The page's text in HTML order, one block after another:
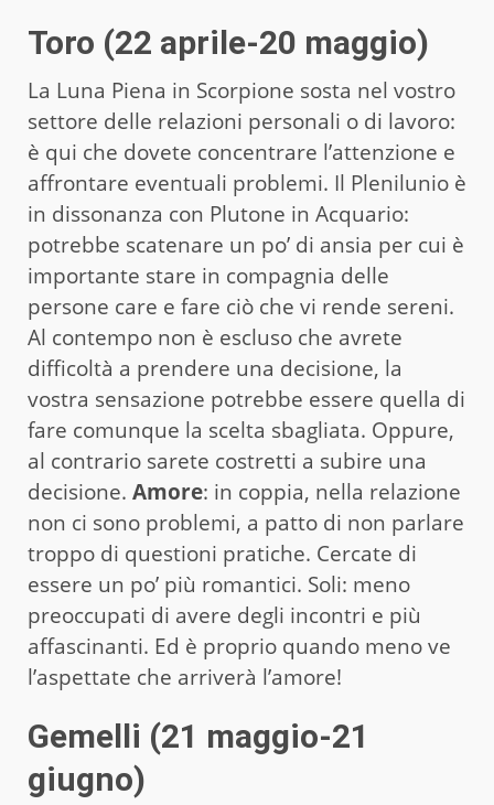
Toro (22 aprile-20 maggio)
La Luna Piena in Scorpione sosta nel vostro
settore delle relazioni personali o di lavoro:
è qui che dovete concentrare l’attenzione e
affrontare eventuali problemi. Il Plenilunio è
in dissonanza con Plutone in Acquario:
potrebbe scatenare un po’ di ansia per cui è
importante stare in compagnia delle
persone care e fare ciò che vi rende sereni.
Al contempo non è escluso che avrete
difficoltà a prendere una decisione, la
vostra sensazione potrebbe essere quella di
fare comunque la scelta sbagliata. Oppure,
al contrario sarete costretti a subire una
decisione. Amore: in coppia, nella relazione
non ci sono problemi, a patto di non parlare
troppo di questioni pratiche. Cercate di
essere un po’ più romantici. Soli: meno
preoccupati di avere degli incontri e più
affascinanti. Ed è proprio quando meno ve
l’aspettate che arriverà l’amore!
Gemelli (21 maggio-21
giugno)